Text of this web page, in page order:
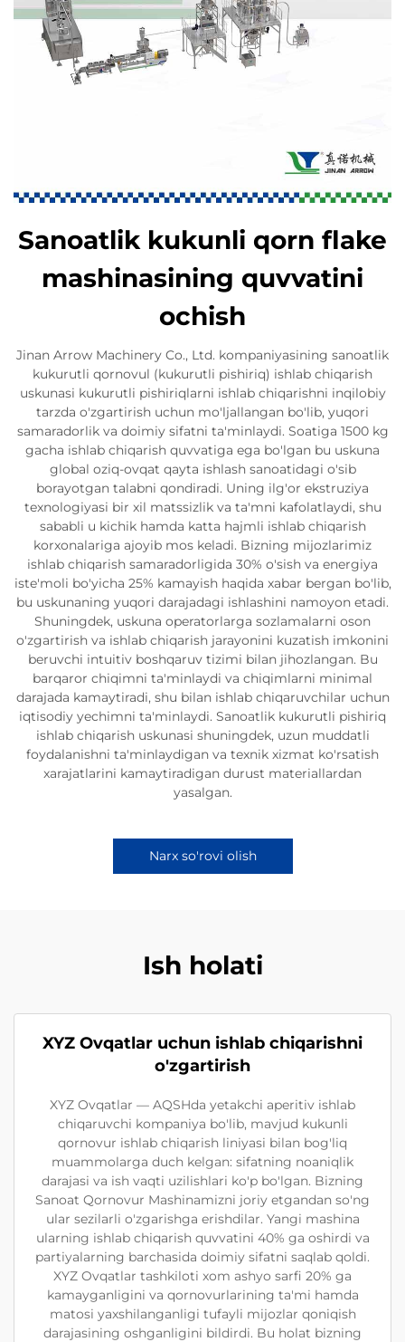
Sanoatlik kukunli qorn flake
mashinasining quvvatini
ochish
Jinan Arrow Machinery Co., Ltd. kompaniyasining sanoatlik
kukurutli qornovul (kukurutli pishiriq) ishlab chiqarish
uskunasi kukurutli pishiriqlarni ishlab chiqarishni inqilobiy
tarzda o'zgartirish uchun mo'ljallangan bo'lib, yuqori
samaradorlik va doimiy sifatni ta'minlaydi. Soatiga 1500 kg
gacha ishlab chiqarish quvvatiga ega bo'lgan bu uskuna
global oziq-ovqat qayta ishlash sanoatidagi o'sib
borayotgan talabni qondiradi. Uning ilg'or ekstruziya
texnologiyasi bir xil matssizlik va ta'mni kafolatlaydi, shu
sababli u kichik hamda katta hajmli ishlab chiqarish
korxonalariga ajoyib mos keladi. Bizning mijozlarimiz
ishlab chiqarish samaradorligida 30% o'sish va energiya
iste'moli bo'yicha 25% kamayish haqida xabar bergan bo'lib,
bu uskunaning yuqori darajadagi ishlashini namoyon etadi.
Shuningdek, uskuna operatorlarga sozlamalarni oson
o'zgartirish va ishlab chiqarish jarayonini kuzatish imkonini
beruvchi intuitiv boshqaruv tizimi bilan jihozlangan. Bu
barqaror chiqimni ta'minlaydi va chiqimlarni minimal
darajada kamaytiradi, shu bilan ishlab chiqaruvchilar uchun
iqtisodiy yechimni ta'minlaydi. Sanoatlik kukurutli pishiriq
ishlab chiqarish uskunasi shuningdek, uzun muddatli
foydalanishni ta'minlaydigan va texnik xizmat ko'rsatish
xarajatlarini kamaytiradigan durust materiallardan
yasalgan.
Narx so'rovi olish
Ish holati
XYZ Ovqatlar uchun ishlab chiqarishni
o'zgartirish
XYZ Ovqatlar — AQSHda yetakchi aperitiv ishlab
chiqaruvchi kompaniya bo'lib, mavjud kukunli
qornovur ishlab chiqarish liniyasi bilan bog'liq
muammolarga duch kelgan: sifatning noaniqlik
darajasi va ish vaqti uzilishlari ko'p bo'lgan. Bizning
Sanoat Qornovur Mashinamizni joriy etgandan so'ng
ular sezilarli o'zgarishga erishdilar. Yangi mashina
ularning ishlab chiqarish quvvatini 40% ga oshirdi va
partiyalarning barchasida doimiy sifatni saqlab qoldi.
XYZ Ovqatlar tashkiloti xom ashyo sarfi 20% ga
kamayganligini va qornovurlarining ta'mi hamda
matosi yaxshilanganligi tufayli mijozlar qoniqish
darajasining oshganligini bildirdi. Bu holat bizning